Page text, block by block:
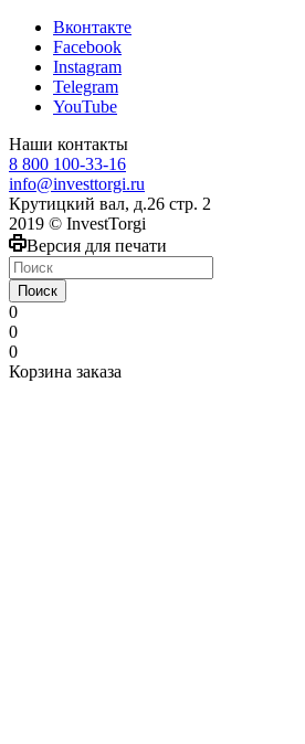
Вконтакте
Facebook
Instagram
Telegram
YouTube
Наши контакты
8 800 100-33-16
info@investtorgi.ru
Крутицкий вал, д.26 стр. 2
2019 © InvestTorgi
Версия для печати
Поиск
0
0
0
Корзина заказа